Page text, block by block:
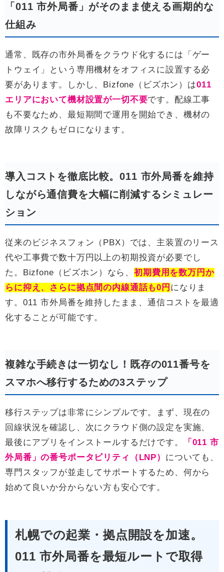
「011 市外局番」がそのまま使える画期的な
仕組み
通常、既存の市外局番をクラウド化するには「ゲー
トウェイ」という専用機材をオフィスに設置する必
要があります。しかし、Bizfone（ビズホン）は011
エリアにおいて機材設置が一切不要です。配線工事
も不要なため、最短期間で運用を開始でき、機材の
故障リスクもゼロになります。
導入コストを徹底比較。011 市外局番を維持
しながら通信費を大幅に削減するシミュレー
ション
従来のビジネスフォン（PBX）では、主装置のリース
代や工事費で数十万円以上の初期投資が必要でし
た。Bizfone（ビズホン）なら、初期費用を数万円か
らに抑え、さらに拠点間の内線通話も0円 になりま
す。011 市外局番を維持したまま、通信コストを最適
化することが可能です。
複雑な手続きは一切なし！既存の011番号を
スマホへ移行するための3ステップ
移行ステップは非常にシンプルです。まず、現在の
回線状況を確認し、次にクラウド側の設定を実施、
最後にアプリをインストールするだけです。
「011 市
外局番」の番号ポータビリティ（LNP） についても、
専門スタッフが並走してサポートするため、何から
始めて良いか分からない方も安心です。
札幌での起業・拠点開設を加速。
011 市外局番を最短ルートで取得